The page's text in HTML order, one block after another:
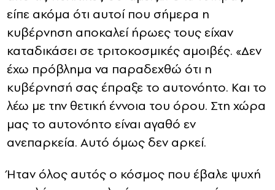
είπε ακόμα ότι αυτοί που σήμερα η
κυβέρνηση αποκαλεί ήρωες τους είχαν
καταδικάσει σε τριτοκοσμικές αμοιβές. «Δεν
έχω πρόβλημα να παραδεχθώ ότι η
κυβέρνησή σας έπραξε το αυτονόητο. Και το
λέω με την θετική έννοια του όρου. Στη χώρα
μας το αυτονόητο είναι αγαθό εν
ανεπαρκεία. Αυτό όμως δεν αρκεί.
Ήταν όλος αυτός ο κόσμος που έβαλε ψυχή